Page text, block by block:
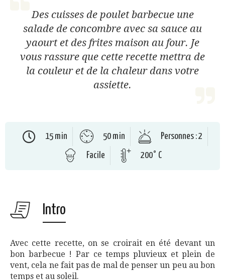
Des cuisses de poulet barbecue une
salade de concombre avec sa sauce au
yaourt et des frites maison au four. Je
vous rassure que cette recette mettra de
la couleur et de la chaleur dans votre
assiette.
15 min 50 min
Personnes : 2
Facile
200° C
Intro
Avec cette recette, on se croirait en été devant un
bon barbecue ! Par ce temps pluvieux et plein de
vent, cela ne fait pas de mal de penser un peu au bon
temps et au soleil.